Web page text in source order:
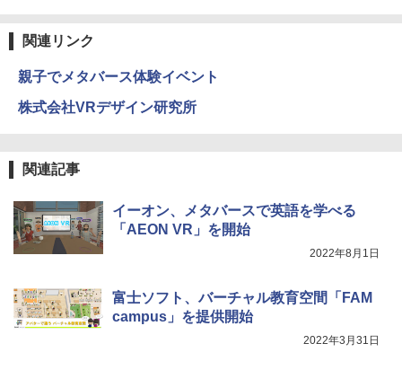
Amazon Fire HD 10 キッズプロ (10イン
対象年齢6歳から 数千点のキッズコンテ
ンツが1年間使い放題
4
つかめ！理科ダマン 12 最強ロボット決
戦！編
￥1,320
ット図鑑 (サンクチュアリ出版)
4
エンジニアリングキット小さなカート -
クリエイティブトイビルド、シンプルな
メカニックキット|子供向けの可動部品、
￥849
￥4,746
関連リンク
親子でメタバース体験イベント
株式会社VRデザイン研究所
関連記事
イーオン、メタバースで英語を学べる
「AEON VR」を開始
2022年8月1日
富士ソフト、バーチャル教育空間「FAM
campus」を提供開始
2022年3月31日